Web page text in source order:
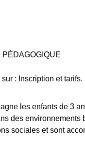
PÉDAGOGIQUE
: Inscription et tarifs.
les enfants de 3
des environnements
sociales et sont